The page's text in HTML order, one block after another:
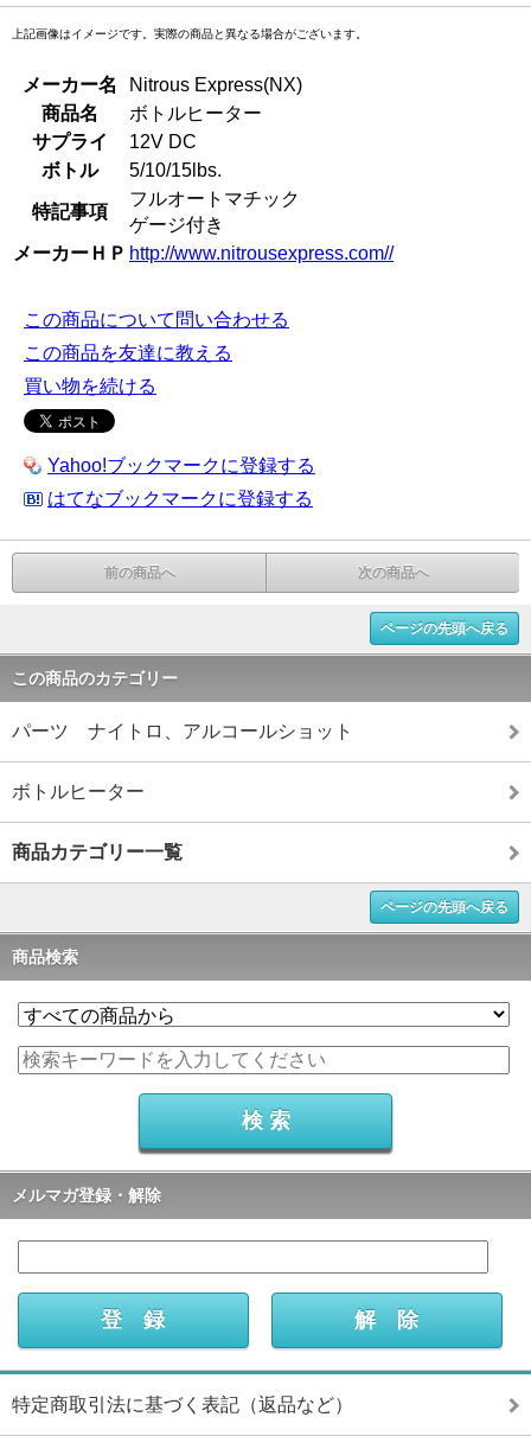
上記画像はイメージです。実際の商品と異なる場合がございます。
メーカー名
Nitrous Express(NX)
商品名
ボトルヒーター
サプライ
12V DC
ボトル
5/10/15lbs.
特記事項
フルオートマチック
ゲージ付き
メーカーＨＰ http://www.nitrousexpress.com//
この商品について問い合わせる
この商品を友達に教える
買い物を続ける
Yahoo!ブックマークに登録する
はてなブックマークに登録する
前の商品へ 次の商品へ
ページの先頭へ戻る
この商品のカテゴリー
パーツ ナイトロ、アルコールショット
ボトルヒーター
商品カテゴリー一覧
ページの先頭へ戻る
商品検索
メルマガ登録・解除
特定商取引法に基づく表記（返品など）